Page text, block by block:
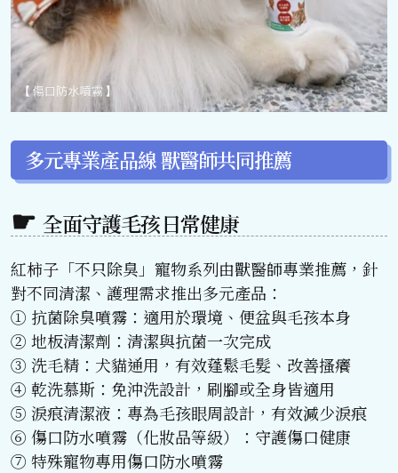
多元專業產品線 獸醫師共同推薦
全面守護毛孩日常健康
紅柿子「不只除臭」寵物系列由獸醫師專業推薦，針
對不同清潔、護理需求推出多元產品：
① 抗菌除臭噴霧：適用於環境、便盆與毛孩本身
② 地板清潔劑：清潔與抗菌一次完成
③ 洗毛精：犬貓通用，有效蓬鬆毛髮、改善搔癢
④ 乾洗慕斯：免沖洗設計，刷腳或全身皆適用
⑤ 淚痕清潔液：專為毛孩眼周設計，有效減少淚痕
⑥ 傷口防水噴霧（化妝品等級）：守護傷口健康
⑦ 特殊寵物專用傷口防水噴霧